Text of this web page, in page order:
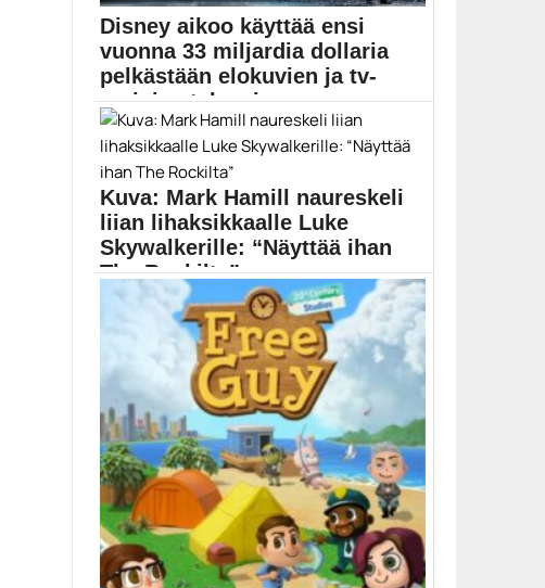
Disney aikoo käyttää ensi
vuonna 33 miljardia dollaria
pelkästään elokuvien ja tv-
sarjojen tekemisee...
Disneyn uuden sisällön ja nimikkeiden budjetti on
20th Century Fox
Kuva: Mark Hamill naureskeli
liian lihaksikkaalle Luke
Skywalkerille: “Näyttää ihan
The Rockilta”
Erilaisia Star Wars -aiheisia fanituotteita on nähty
vuosikymmenten...
Dwayne Johnson